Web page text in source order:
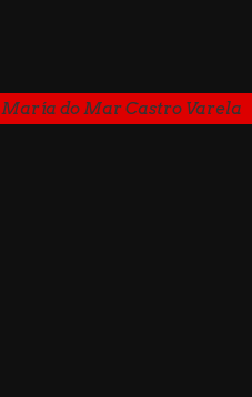
María do Mar Castro Varela